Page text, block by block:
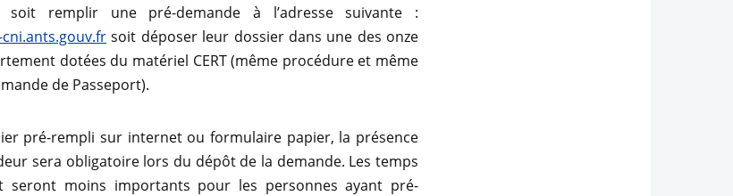
soit remplir une pré-demande à l’adresse suivante :
soit déposer leur dossier dans une des onze
dotées du matériel CERT (même procédure et même
de Passeport).
pré-rempli sur internet ou formulaire papier, la présence
sera obligatoire lors du dépôt de la demande. Les temps
seront moins importants pour les personnes ayant pré-